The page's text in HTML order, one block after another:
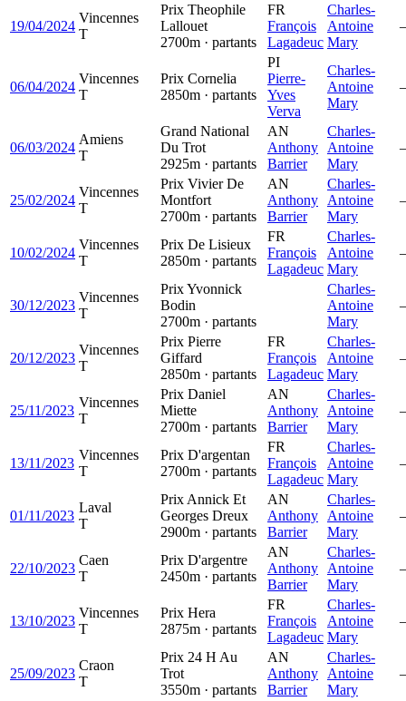
19/04/2024
Vincennes
T
Prix Theophile
Lallouet
2700m · partants
FR
François
Lagadeuc
Charles-
Antoine
Mary
06/04/2024
Vincennes
T
Prix Cornelia
2850m · partants
PI
Pierre-
Yves
Verva
Charles-
Antoine
Mary
06/03/2024
Amiens
T
Grand National
Du Trot
2925m · partants
AN
Anthony
Barrier
Charles-
Antoine
Mary
25/02/2024
Vincennes
T
Prix Vivier De
Montfort
2700m · partants
AN
Anthony
Barrier
Charles-
Antoine
Mary
10/02/2024
Vincennes
T
Prix De Lisieux
2850m · partants
FR
François
Lagadeuc
Charles-
Antoine
Mary
30/12/2023
Vincennes
T
Prix Yvonnick
Bodin
2700m · partants
Charles-
Antoine
Mary
20/12/2023
Vincennes
T
Prix Pierre
Giffard
2850m · partants
FR
François
Lagadeuc
Charles-
Antoine
Mary
25/11/2023
Vincennes
T
Prix Daniel
Miette
2700m · partants
AN
Anthony
Barrier
Charles-
Antoine
Mary
13/11/2023
Vincennes
T
Prix D'argentan
2700m · partants
FR
François
Lagadeuc
Charles-
Antoine
Mary
01/11/2023
Laval
T
Prix Annick Et
Georges Dreux
2900m · partants
AN
Anthony
Barrier
Charles-
Antoine
Mary
22/10/2023
Caen
T
Prix D'argentre
2450m · partants
AN
Anthony
Barrier
Charles-
Antoine
Mary
13/10/2023
Vincennes
T
Prix Hera
2875m · partants
FR
François
Lagadeuc
Charles-
Antoine
Mary
25/09/2023
Craon
T
Prix 24 H Au
Trot
3550m · partants
AN
Anthony
Barrier
Charles-
Antoine
Mary